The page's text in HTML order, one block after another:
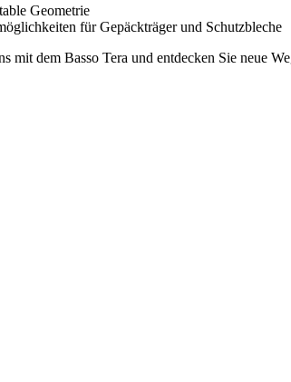
Geometrie
für Gepäckträger und Schutzbleche
mit dem Basso Tera und entdecken Sie neue